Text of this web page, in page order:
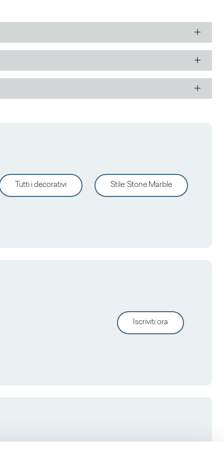
Tutti i decorativi Stile: Stone Marble
Iscriviti ora